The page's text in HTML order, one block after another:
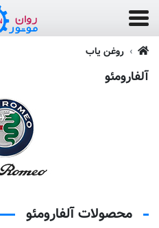
روغن یاب
آلفارومئو
محصولات آلفارومئو